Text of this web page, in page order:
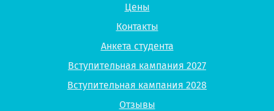
Цены
Контакты
Анкета студента
Вступительная кампания 2027
Вступительная кампания 2028
Отзывы